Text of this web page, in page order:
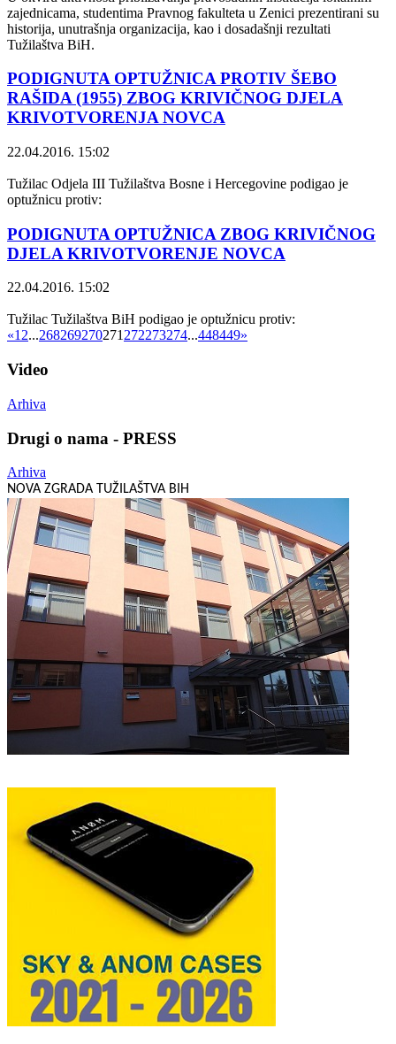
zajednicama, studentima Pravnog fakulteta u Zenici prezentirani su
historija, unutrašnja organizacija, kao i dosadašnji rezultati
Tužilaštva BiH.
PODIGNUTA OPTUŽNICA PROTIV ŠEBO
RAŠIDA (1955) ZBOG KRIVIČNOG DJELA
KRIVOTVORENJA NOVCA
22.04.2016. 15:02
Tužilac Odjela III Tužilaštva Bosne i Hercegovine podigao je
optužnicu protiv:
PODIGNUTA OPTUŽNICA ZBOG KRIVIČNOG
DJELA KRIVOTVORENJE NOVCA
22.04.2016. 15:02
Tužilac Tužilaštva BiH podigao je optužnicu protiv:
«12...268269270271272273274...448449»
Video
Arhiva
Drugi o nama - PRESS
Arhiva
NOVA ZGRADA TUŽILAŠTVA BIH